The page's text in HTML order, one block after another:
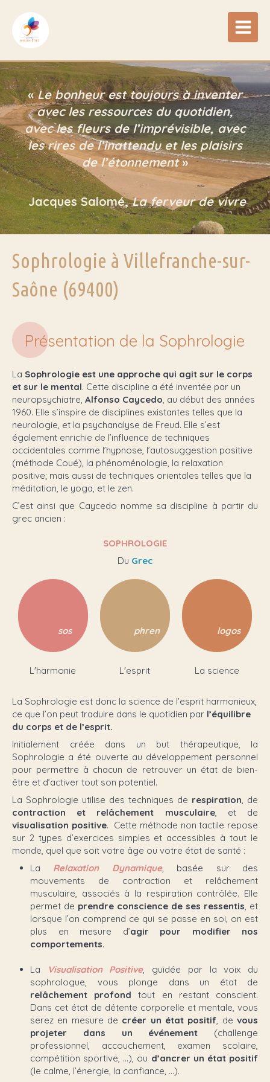
«Le bonheur est toujours à inventer
avec les ressources du quotidien,
avec les fleurs de l’imprévisible, avec
les rires de l’inattendu et les plaisirs
de l’étonnement»
Jacques Salomé,La ferveur de vivre
Sophrologie à Villefranche-sur-
Saône (69400)
Présentation de la Sophrologie
La Sophrologie est une approche qui agit sur le corps
et sur le mental. Cette discipline a été inventée par un
neuropsychiatre, Alfonso Caycedo, au début des années
1960. Elle s’inspire de disciplines existantes telles que la
neurologie, et la psychanalyse de Freud. Elle s’est
également enrichie de l’influence de techniques
occidentales comme l’hypnose, l’autosuggestion positive
(méthode Coué), la phénoménologie, la relaxation
positive; mais aussi de techniques orientales telles que la
méditation, le yoga, et le zen.
C’est ainsi que Caycedo nomme sa discipline à partir du
grec ancien :
SOPHROLOGIE
Du Grec
sos phren logos
L'harmonie L'esprit La science
La Sophrologie est donc la science de l’esprit harmonieux,
ce que l’on peut traduire dans le quotidien par l’équilibre
du corps et de l’esprit.
Initialement créée dans un but thérapeutique, la
Sophrologie a été ouverte au développement personnel
pour permettre à chacun de retrouver un état de bien-
être et d’activer tout son potentiel.
La Sophrologie utilise des techniques de respiration, de
contraction et relâchement musculaire, et de
visualisation positive. Cette méthode non tactile repose
sur 2 types d’exercices simples et accessibles à tout le
monde, quel que soit votre âge ou votre état de santé :
La Relaxation Dynamique, basée sur des
mouvements de contraction et relâchement
musculaire, associés à la respiration contrôlée. Elle
permet de prendre conscience de ses ressentis, et
lorsque l’on comprend ce qui se passe en soi, on est
plus en mesure d’agir pour modifier nos
comportements.
La Visualisation Positive, guidée par la voix du
sophrologue, vous plonge dans un état de
relâchement profond tout en restant conscient.
Dans cet état de détente corporelle et mentale, vous
serez en mesure de créer un état positif, devous
projeter dans un événement (challenge
professionnel, accouchement, examen scolaire,
compétition sportive, …), ou d’ancrer un état positif
(le calme, l’énergie, la confiance, …).